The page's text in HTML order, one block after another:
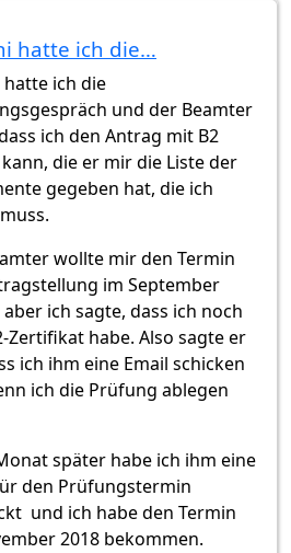
habe meinen
hatte ich die…
hatte ich die
und der Beamter
ich den Antrag mit B2
die er mir die Liste der
gegeben hat, die ich
wollte mir den Termin
im September
ich sagte, dass ich noch
Zertifikat habe. Also sagte er
ich ihm eine Email schicken
ich die Prüfung ablegen
später habe ich ihm eine
den Prüfungstermin
und ich habe den Termin
2018 bekommen.